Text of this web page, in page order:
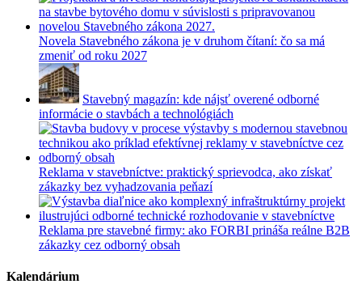
Novela Stavebného zákona je v druhom čítaní: čo sa má
zmeniť od roku 2027
Stavebný magazín: kde nájsť overené odborné
informácie o stavbách a technológiách
Reklama v stavebníctve: praktický sprievodca, ako získať
zákazky bez vyhadzovania peňazí
Reklama pre stavebné firmy: ako FORBI prináša reálne B2B
zákazky cez odborný obsah
Kalendárium